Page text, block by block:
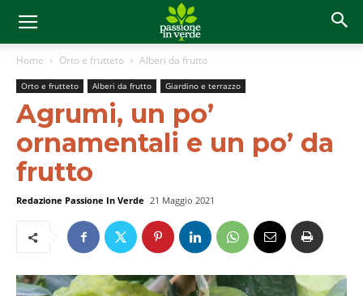
Home Orto e frutteto Alberi da frutto
Orto e frutteto Alberi da frutto Giardino e terrazzo
Agrumi, un po’
ornamentali e un po’ da
frutto
Redazione Passione In Verde 21 Maggio 2021